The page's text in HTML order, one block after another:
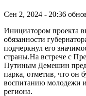
Сен 2, 2024 - 20:36
Инициатором проекта
обязанности
подчеркнул его
страны.На встрече с
Путиным Демешин
парка, отметив, что он
воспитанию молодежи
региона.